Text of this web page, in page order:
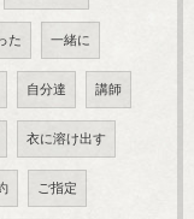
た 一緒に
自分達 講師
衣に溶け出す
ご指定